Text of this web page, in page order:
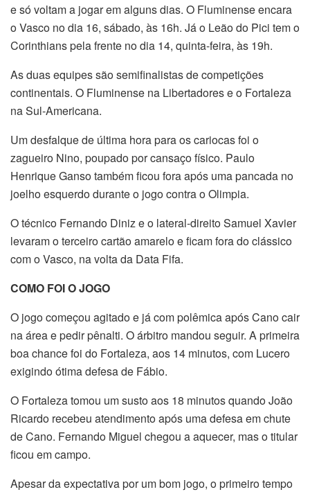
e só voltam a jogar em alguns dias. O Fluminense encara
o Vasco no dia 16, sábado, às 16h. Já o Leão do Pici tem o
Corinthians pela frente no dia 14, quinta-feira, às 19h.
As duas equipes são semifinalistas de competições
continentais. O Fluminense na Libertadores e o Fortaleza
na Sul-Americana.
Um desfalque de última hora para os cariocas foi o
zagueiro Nino, poupado por cansaço físico. Paulo
Henrique Ganso também ficou fora após uma pancada no
joelho esquerdo durante o jogo contra o Olimpia.
O técnico Fernando Diniz e o lateral-direito Samuel Xavier
levaram o terceiro cartão amarelo e ficam fora do clássico
com o Vasco, na volta da Data Fifa.
COMO FOI O JOGO
O jogo começou agitado e já com polêmica após Cano cair
na área e pedir pênalti. O árbitro mandou seguir. A primeira
boa chance foi do Fortaleza, aos 14 minutos, com Lucero
exigindo ótima defesa de Fábio.
O Fortaleza tomou um susto aos 18 minutos quando João
Ricardo recebeu atendimento após uma defesa em chute
de Cano. Fernando Miguel chegou a aquecer, mas o titular
ficou em campo.
Apesar da expectativa por um bom jogo, o primeiro tempo